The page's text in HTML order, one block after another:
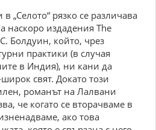
„Селото“ рязко се различава
наскоро издадения The
Болдуин, който, чрез
практики (в случая
в Индия), ни кани да
свят. Докато този
романът на Лалвани
че когато се вторачваме в
ако това